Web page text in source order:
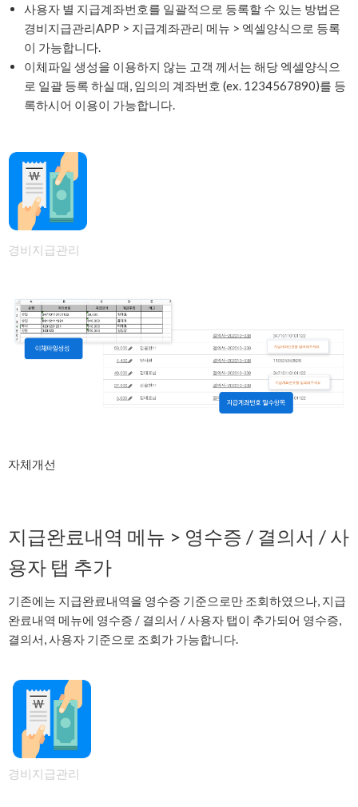
사용자 별 지급계좌번호를 일괄적으로 등록할 수 있는 방법은
경비지급관리APP > 지급계좌관리 메뉴 > 엑셀양식으로 등록
이 가능합니다.
이체파일 생성을 이용하지 않는 고객 께서는 해당 엑셀양식으
로 일괄 등록 하실 때, 임의의 계좌번호 (ex. 1234567890)를 등
록하시어 이용이 가능합니다.
경비지급관리
자체개선
지급완료내역 메뉴 > 영수증 / 결의서 / 사
용자 탭 추가
기존에는 지급완료내역을 영수증 기준으로만 조회하였으나, 지급
완료내역 메뉴에 영수증 / 결의서 / 사용자 탭이 추가되어 영수증,
결의서, 사용자 기준으로 조회가 가능합니다.
경비지급관리